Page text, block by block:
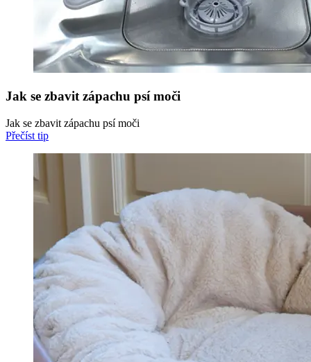
Jak se zbavit zápachu psí moči
Jak se zbavit zápachu psí moči
Přečíst tip